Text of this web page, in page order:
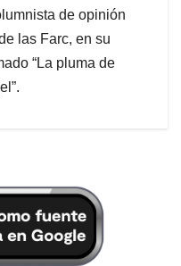
de opinión
las Farc, en su
“La pluma de